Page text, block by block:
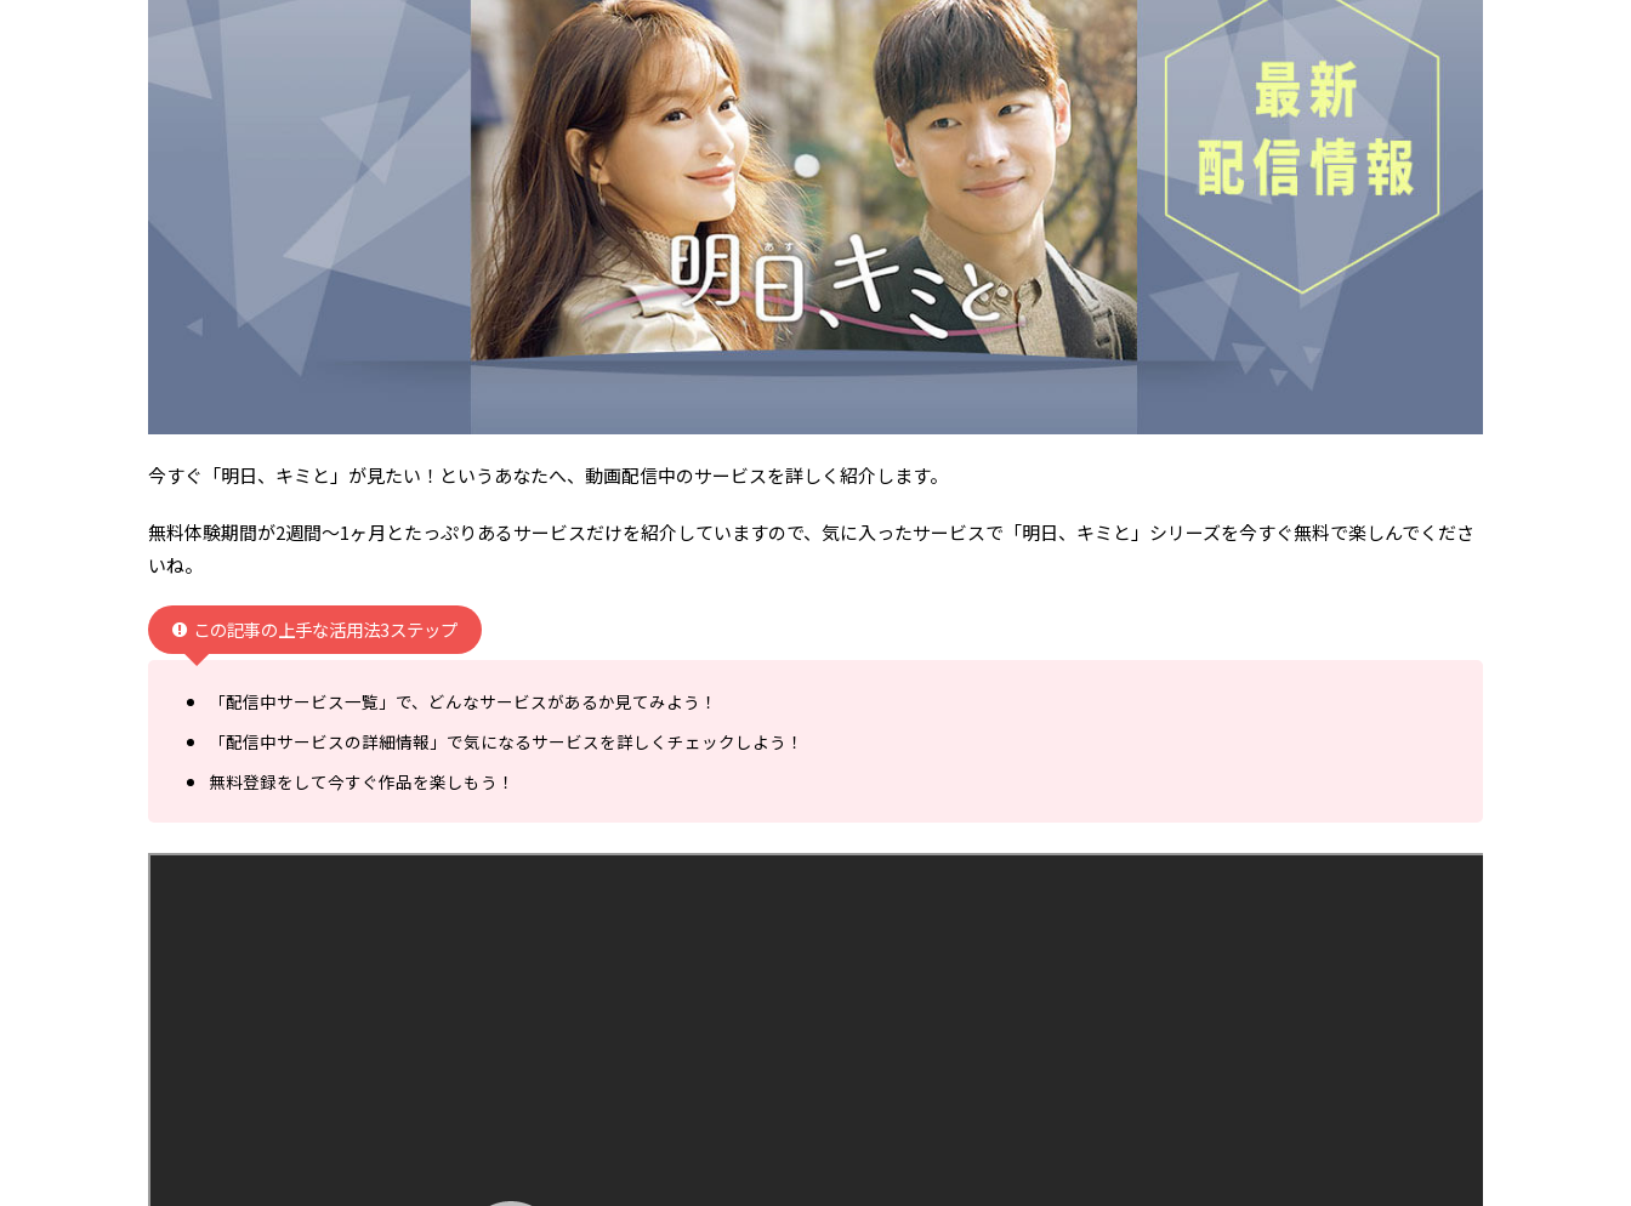
今すぐ「明日、キミと」が見たい！というあなたへ、動画配信中のサービスを詳しく紹介します。
無料体験期間が2週間～1ヶ月とたっぷりあるサービスだけを紹介していますので、気に入ったサービスで「明日、キミと」シリーズを今すぐ無料で楽しんでくださ
いね。
この記事の上手な活用法3ステップ
「配信中サービス一覧」で、どんなサービスがあるか見てみよう！
「配信中サービスの詳細情報」で気になるサービスを詳しくチェックしよう！
無料登録をして今すぐ作品を楽しもう！